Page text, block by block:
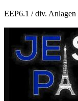
EEP6.1 / div.